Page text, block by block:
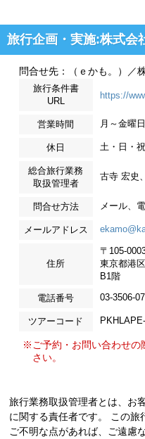
旅行企画・実施:株式会
問合せ先：（ｅかも。）／
旅行条件書
URL
https://
営業時間 月～金曜
休日 土・日・
総合旅行業務
取扱管理者
古寺 宏史
問合せ方法 メール、
メールアドレス
住所
〒105-
東京都港
B1階
電話番号 03-3506-
ツアーコード
※ご予約・お問い合わせの
さい。
旅行業務取扱管理者とは、お
に関する責任者です。 この旅
ご不明な点があれば、ご遠慮